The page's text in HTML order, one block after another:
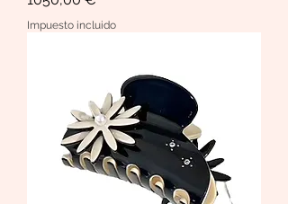
Impuesto incluido